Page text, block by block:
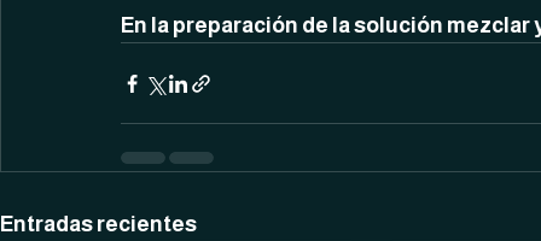
En la preparación de la solución
Entradas recientes